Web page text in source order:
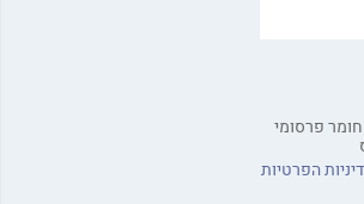
פרסומי
הפרטיות